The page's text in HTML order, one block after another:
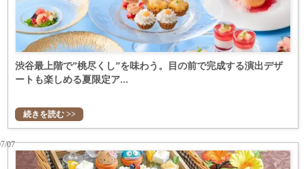
渋谷最上階で”桃尽くし”を味わう。目の前で完成する演出デザ
ートも楽しめる夏限定ア...
続きを読む >>
07